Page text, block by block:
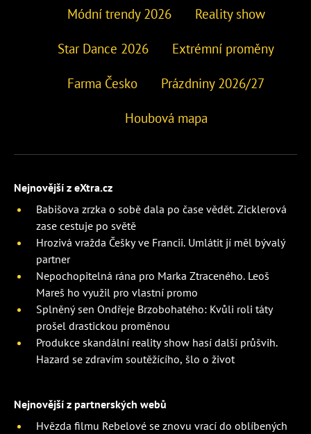
Módní trendy 2026 Reality show
Star Dance 2026 Extrémní proměny
Farma Česko Prázdniny 2026/27
Houbová mapa
Nejnovější z eXtra.cz
Babišova zrzka o sobě dala po čase vědět. Zicklerová
zase cestuje po světě
Hrozivá vražda Češky ve Francii. Umlátit jí měl bývalý
partner
Nepochopitelná rána pro Marka Ztraceného. Leoš
Mareš ho využil pro vlastní promo
Splněný sen Ondřeje Brzobohatého: Kvůli roli táty
prošel drastickou proměnou
Produkce skandální reality show hasí další průšvih.
Hazard se zdravím soutěžícího, šlo o život
Nejnovější z partnerských webů
Hvězda filmu Rebelové se znovu vrací do oblíbených